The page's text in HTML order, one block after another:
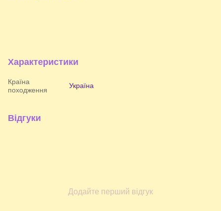
Характеристики
Країна
походження
Україна
Відгуки
Додайте перший відгук